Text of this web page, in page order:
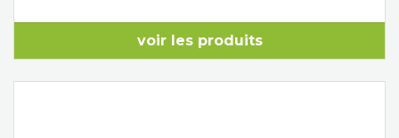
voir les produits